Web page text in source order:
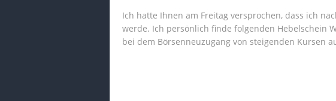
Ich hatte Ihnen am Freitag versprochen, dass ich
werde. Ich persönlich finde folgenden Hebelschein
bei dem Börsenneuzugang von steigenden Kursen